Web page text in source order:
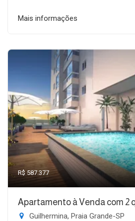
Mais informações
R$ 587.377
Apartamento à Venda com 2
Guilhermina, Praia Grande-SP